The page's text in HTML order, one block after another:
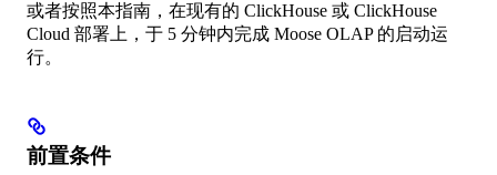
或者按照本指南，在现有的 ClickHouse 或 ClickHouse
Cloud 部署上，于 5 分钟内完成 Moose OLAP 的启动运
行。
前置条件